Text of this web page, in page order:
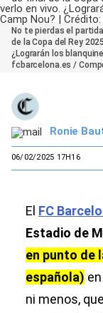
No te pierdas el
de la Copa del Rey
¿Lograrán los
fcbarcelona.es /
Ronie
06/02/2025 17H16
El FC
Estadio de
en punto de
española)
ni menos,